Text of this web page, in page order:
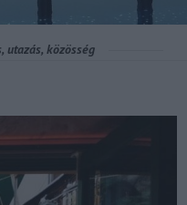
utazás, közösség